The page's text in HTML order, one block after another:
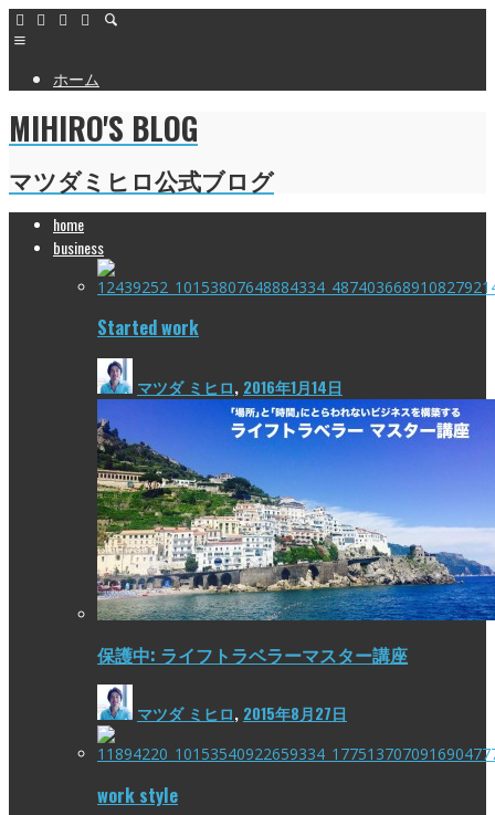
ホーム
MIHIRO'S BLOG
マツダミヒロ公式ブログ
home
business
Started work
マツダ ミヒロ, 2016年1月14日
保護中: ライフトラベラーマスター講座
マツダ ミヒロ, 2015年8月27日
work style